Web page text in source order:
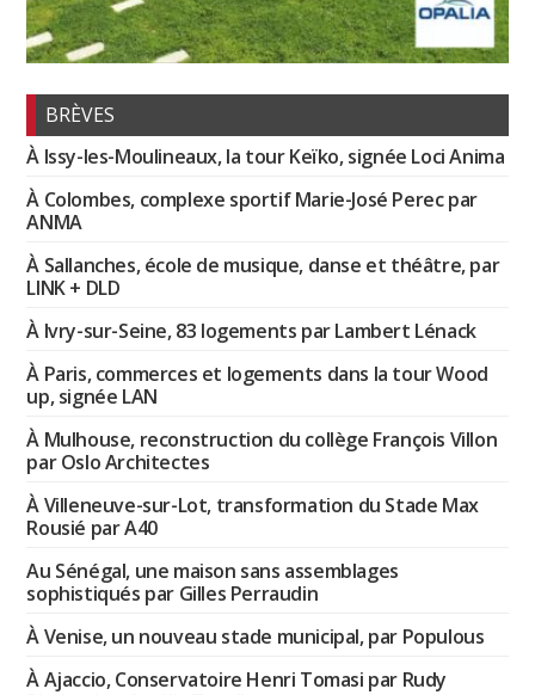
BRÈVES
À Issy-les-Moulineaux, la tour Keïko, signée Loci Anima
À Colombes, complexe sportif Marie-José Perec par
ANMA
À Sallanches, école de musique, danse et théâtre, par
LINK + DLD
À Ivry-sur-Seine, 83 logements par Lambert Lénack
À Paris, commerces et logements dans la tour Wood
up, signée LAN
À Mulhouse, reconstruction du collège François Villon
par Oslo Architectes
À Villeneuve-sur-Lot, transformation du Stade Max
Rousié par A40
Au Sénégal, une maison sans assemblages
sophistiqués par Gilles Perraudin
À Venise, un nouveau stade municipal, par Populous
À Ajaccio, Conservatoire Henri Tomasi par Rudy